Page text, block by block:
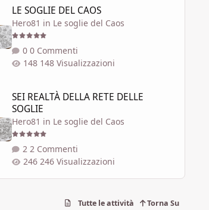
LE SOGLIE DEL CAOS
Hero81 in Le soglie del Caos
0 Commenti
148 Visualizzazioni
SEI REALTÀ DELLA RETE DELLE
SOGLIE
Hero81 in Le soglie del Caos
2 Commenti
246 Visualizzazioni
Tutte le attività Torna Su